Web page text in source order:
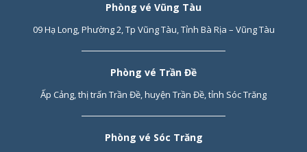
Phòng vé Vũng Tàu
09 Hạ Long, Phường 2, Tp Vũng Tàu, Tỉnh Bà Rịa – Vũng Tàu
Phòng vé Trần Đề
Ấp Cảng, thị trấn Trần Đề, huyện Trần Đề, tỉnh Sóc Trăng
Phòng vé Sóc Trăng